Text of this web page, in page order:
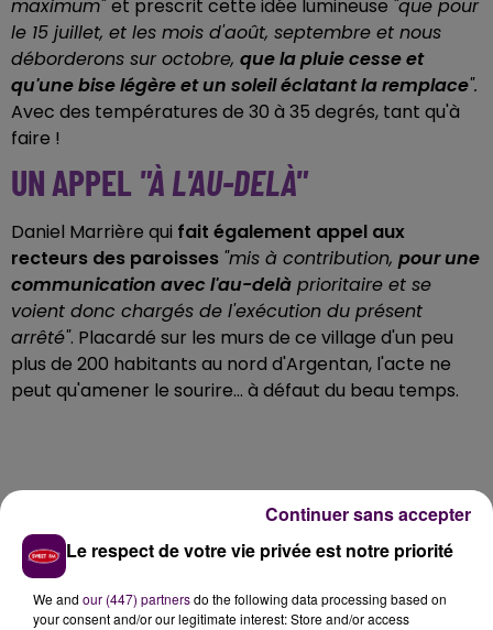
maximum"et prescrit cette idée lumineuse "que pour
le 15 juillet, et les mois d'août, septembre et nous
déborderons sur octobre, que la pluie cesse et
qu'une bise légère et un soleil éclatant la remplace".
Avec des températures de 30 à 35 degrés, tant qu'à
faire !
UN APPEL "À L'AU-DELÀ"
Daniel Marrière qui fait également appel aux
recteurs des paroisses "mis à contribution, pour une
communication avec l'au-delà prioritaire et se
voient donc chargés de l'exécution du présent
arrêté". Placardé sur les murs de ce village d'un peu
plus de 200 habitants au nord d'Argentan, l'acte ne
peut qu'amener le sourire... à défaut du beau temps.
Le respect de votre vie privée est notre priorité
We and our (447) partnersdo the following data processing based on
your consent and/or our legitimate interest: Store and/or access
Continuer sans accepter